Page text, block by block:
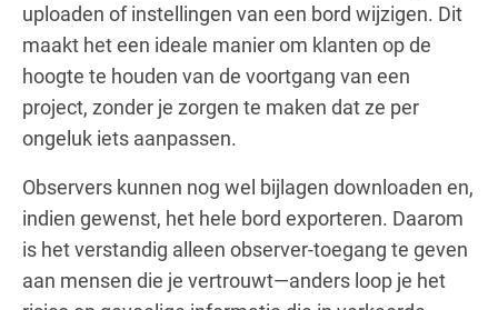
uploaden of instellingen van een bord wijzigen. Dit
maakt het een ideale manier om klanten op de
hoogte te houden van de voortgang van een
project, zonder je zorgen te maken dat ze per
ongeluk iets aanpassen.
Observers kunnen nog wel bijlagen downloaden en,
indien gewenst, het hele bord exporteren. Daarom
is het verstandig alleen observer-toegang te geven
aan mensen die je vertrouwt—anders loop je het